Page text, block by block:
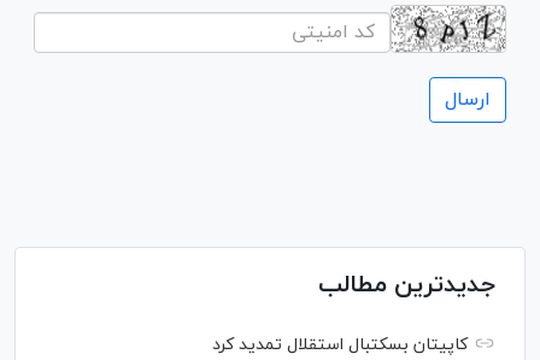
جدیدترین مطالب
کاپیتان بسکتبال استقلال تمدید کرد